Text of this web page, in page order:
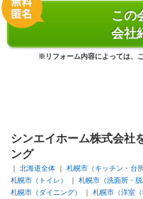
おかげさまで、リビングのリ
ります。丁寧なヒアリングと
りの空間が実現できました。
細部まで美しい仕上がりに感
このたびは、弊社にリフォ
ありがとうございました。
お忙しい中、何度もお打合せ
いただきました事、完成イメ
この
会社
※リフォーム内容によっては、
シンエイホーム株式会社
ング
北海道全体 札幌市（キッチン・台所
札幌市（トイレ）
札幌市（洗面所・脱
札幌市（ダイニング）
札幌市（洋室（